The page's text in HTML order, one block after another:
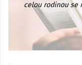
celou rodinou se